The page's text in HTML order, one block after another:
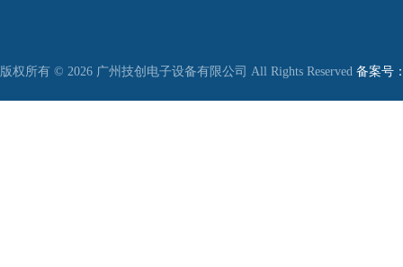
版权所有 © 2026 广州技创电子设备有限公司 All Rights Reserved 备案号